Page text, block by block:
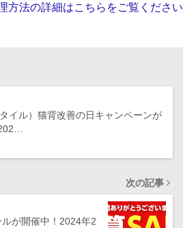
方法の詳細はこちらをご覧ください
イル）猫背改善の日キャンペーンが
次の記事
が開催中！2024年2